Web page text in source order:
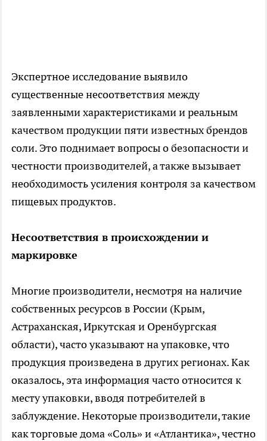
Экспертное исследование выявило
существенные несоответствия между
заявленными характеристиками и реальным
качеством продукции пяти известных брендов
соли. Это поднимает вопросы о безопасности и
честности производителей, а также вызывает
необходимость усиления контроля за качеством
пищевых продуктов.
Несоответствия в происхождении и
маркировке
Многие производители, несмотря на наличие
собственных ресурсов в России (Крым,
Астраханская, Иркутская и Оренбургская
области), часто указывают на упаковке, что
продукция произведена в других регионах. Как
оказалось, эта информация часто относится к
месту упаковки, вводя потребителей в
заблуждение. Некоторые производители, такие
как торговые дома «Соль» и «Атлантика», честно